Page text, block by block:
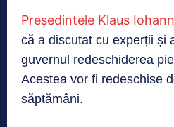
Președintele Klaus
că a discutat cu experții și
guvernul redeschiderea
Acestea vor fi redeschise
săptămâni.